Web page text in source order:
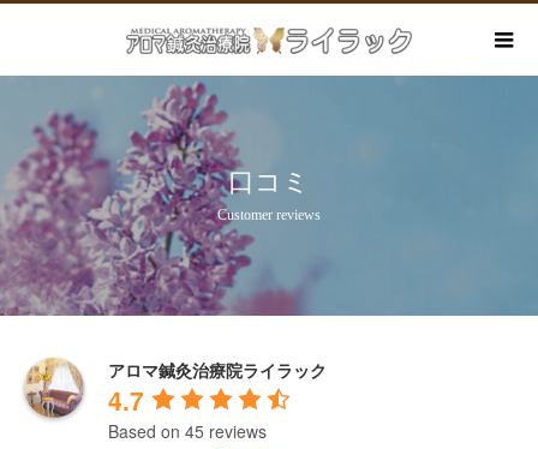
口コミ
Customer reviews
アロマ鍼灸治療院ライラック
4.7
Based on 45 reviews